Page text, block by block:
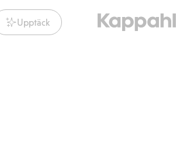
Upptäck